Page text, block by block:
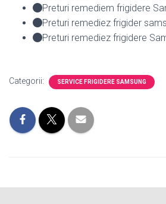
Preturi remediem frigidere
Preturi remediez frigider
Preturi remediez frigidere
Categorii: SERVICE FRIGIDERE SAMSUNG